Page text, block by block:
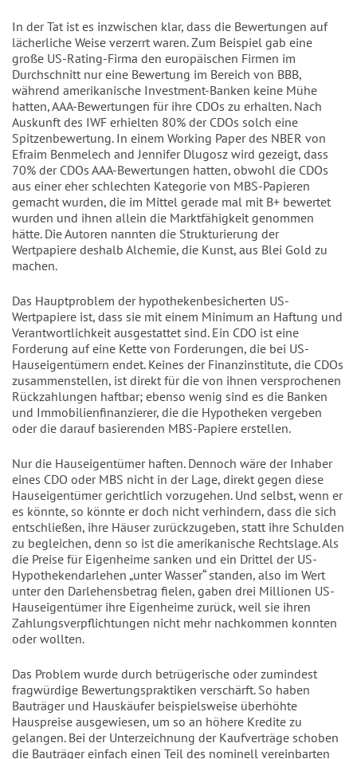
In der Tat ist es inzwischen klar, dass die Bewertungen auf
lächerliche Weise verzerrt waren. Zum Beispiel gab eine
große US-Rating-Firma den europäischen Firmen im
Durchschnitt nur eine Bewertung im Bereich von BBB,
während amerikanische Investment-Banken keine Mühe
hatten, AAA-Bewertungen für ihre CDOs zu erhalten. Nach
Auskunft des IWF erhielten 80% der CDOs solch eine
Spitzenbewertung. In einem Working Paper des NBER von
Efraim Benmelech and Jennifer Dlugosz wird gezeigt, dass
70% der CDOs AAA-Bewertungen hatten, obwohl die CDOs
aus einer eher schlechten Kategorie von MBS-Papieren
gemacht wurden, die im Mittel gerade mal mit B+ bewertet
wurden und ihnen allein die Marktfähigkeit genommen
hätte. Die Autoren nannten die Strukturierung der
Wertpapiere deshalb Alchemie, die Kunst, aus Blei Gold zu
machen.
Das Hauptproblem der hypothekenbesicherten US-
Wertpapiere ist, dass sie mit einem Minimum an Haftung und
Verantwortlichkeit ausgestattet sind. Ein CDO ist eine
Forderung auf eine Kette von Forderungen, die bei US-
Hauseigentümern endet. Keines der Finanzinstitute, die CDOs
zusammenstellen, ist direkt für die von ihnen versprochenen
Rückzahlungen haftbar; ebenso wenig sind es die Banken
und Immobilienfinanzierer, die die Hypotheken vergeben
oder die darauf basierenden MBS-Papiere erstellen.
Nur die Hauseigentümer haften. Dennoch wäre der Inhaber
eines CDO oder MBS nicht in der Lage, direkt gegen diese
Hauseigentümer gerichtlich vorzugehen. Und selbst, wenn er
es könnte, so könnte er doch nicht verhindern, dass die sich
entschließen, ihre Häuser zurückzugeben, statt ihre Schulden
zu begleichen, denn so ist die amerikanische Rechtslage. Als
die Preise für Eigenheime sanken und ein Drittel der US-
Hypothekendarlehen „unter Wasser“ standen, also im Wert
unter den Darlehensbetrag fielen, gaben drei Millionen US-
Hauseigentümer ihre Eigenheime zurück, weil sie ihren
Zahlungsverpflichtungen nicht mehr nachkommen konnten
oder wollten.
Das Problem wurde durch betrügerische oder zumindest
fragwürdige Bewertungspraktiken verschärft. So haben
Bauträger und Hauskäufer beispielsweise überhöhte
Hauspreise ausgewiesen, um so an höhere Kredite zu
gelangen. Bei der Unterzeichnung der Kaufverträge schoben
die Bauträger einfach einen Teil des nominell vereinbarten